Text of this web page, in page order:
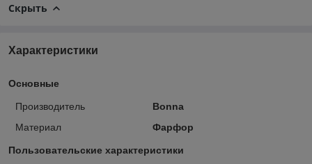
Скрыть
Характеристики
Основные
Производитель
Bonna
Материал
Фарфор
Пользовательские характеристики